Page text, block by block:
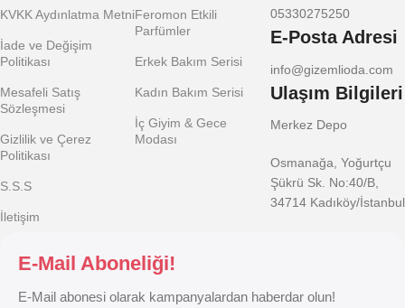
KVKK Aydınlatma Metni
İade ve Değişim
Politikası
Mesafeli Satış
Sözleşmesi
Gizlilik ve Çerez
Politikası
S.S.S
İletişim
Feromon Etkili
Parfümler
Erkek Bakım Serisi
Kadın Bakım Serisi
İç Giyim & Gece
Modası
05330275250
E-Posta Adresi
info@gizemlioda.com
Ulaşım Bilgileri
Merkez Depo
Osmanağa, Yoğurtçu
Şükrü Sk. No:40/B,
34714 Kadıköy/İstanbul
E-Mail Aboneliği!
E-Mail abonesi olarak kampanyalardan haberdar olun!